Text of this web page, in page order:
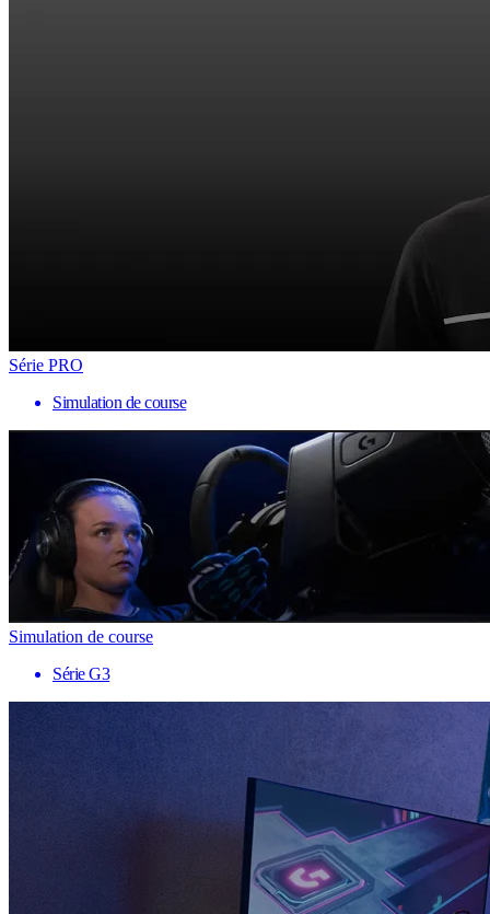
Série PRO
Simulation de course
Simulation de course
Série G3